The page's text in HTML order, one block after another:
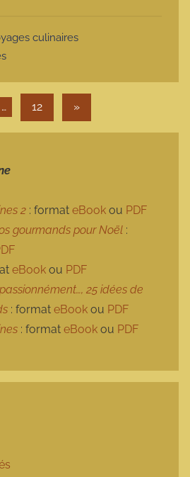
t
culinaires
publications
… 12 Articles suivants
»
2 : format eBook ou PDF
gourmands pour Noël :
eBook ou PDF
25 idées de
: format eBook ou PDF
: format eBook ou PDF